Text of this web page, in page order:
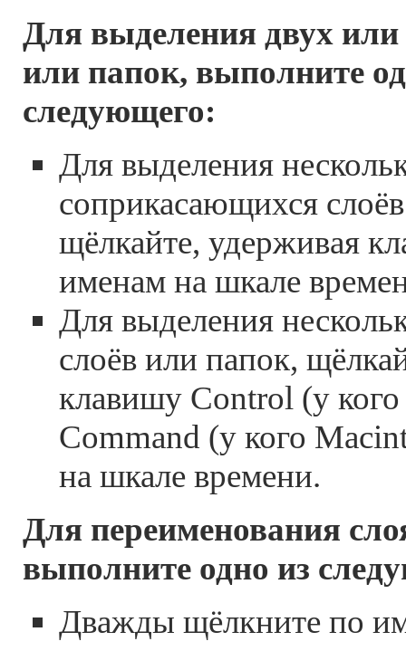
Для выделения двух или
или папок, выполните
следующего:
Для выделения
соприкасающихся
щёлкайте, удерживая
именам на шкале
Для выделения
слоёв или папок,
клавишу Control (у
Command (у кого
на шкале времени.
Для переименования
выполните одно из
Дважды щёлкните по